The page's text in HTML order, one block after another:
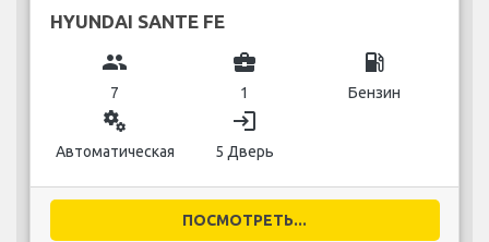
HYUNDAI SANTE FE
group
7
business_center
1
local_gas_station
Бензин
miscellaneous_services
Автоматическая
login
5 Дверь
ПОСМОТРЕТЬ...